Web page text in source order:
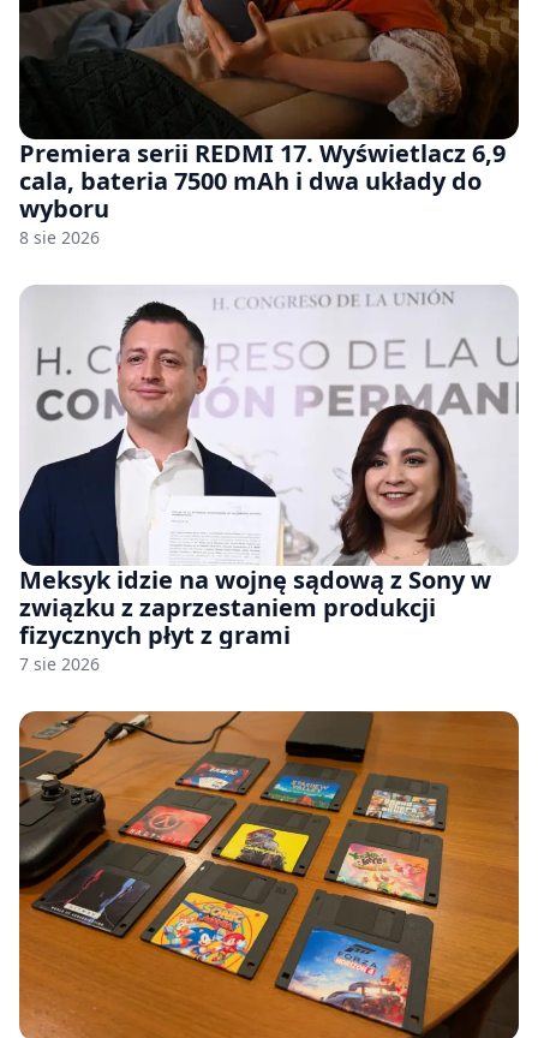
Premiera serii REDMI 17. Wyświetlacz 6,9
cala, bateria 7500 mAh i dwa układy do
wyboru
8 sie 2026
Meksyk idzie na wojnę sądową z Sony w
związku z zaprzestaniem produkcji
fizycznych płyt z grami
7 sie 2026